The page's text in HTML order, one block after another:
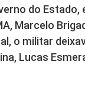
do Estado,
Marcelo
o militar
Lucas